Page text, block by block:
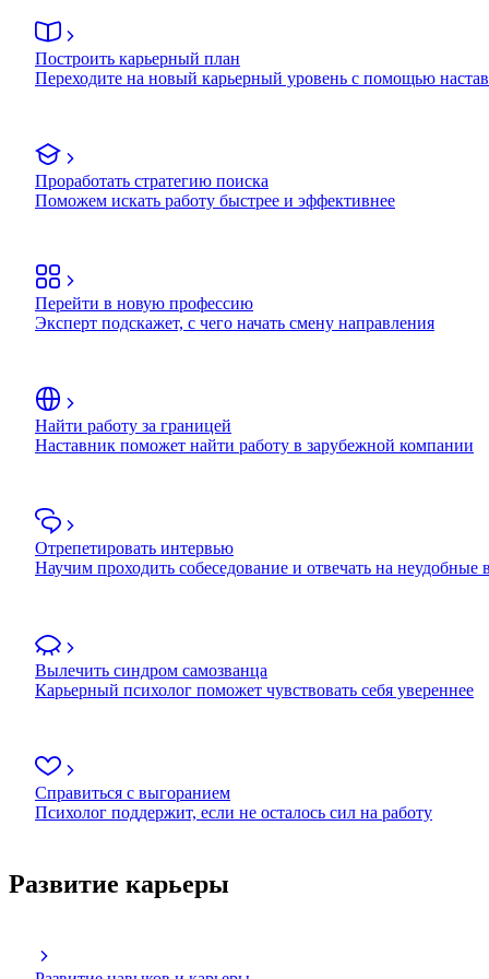
Построить карьерный план
Переходите на новый карьерный уровень с помощью
Проработать стратегию поиска
Поможем искать работу быстрее и эффективнее
Перейти в новую профессию
Эксперт подскажет, с чего начать смену направления
Найти работу за границей
Наставник поможет найти работу в зарубежной компании
Отрепетировать интервью
Научим проходить собеседование и отвечать на неудобные
Вылечить синдром самозванца
Карьерный психолог поможет чувствовать себя увереннее
Справиться с выгоранием
Психолог поддержит, если не осталось сил на работу
Развитие карьеры